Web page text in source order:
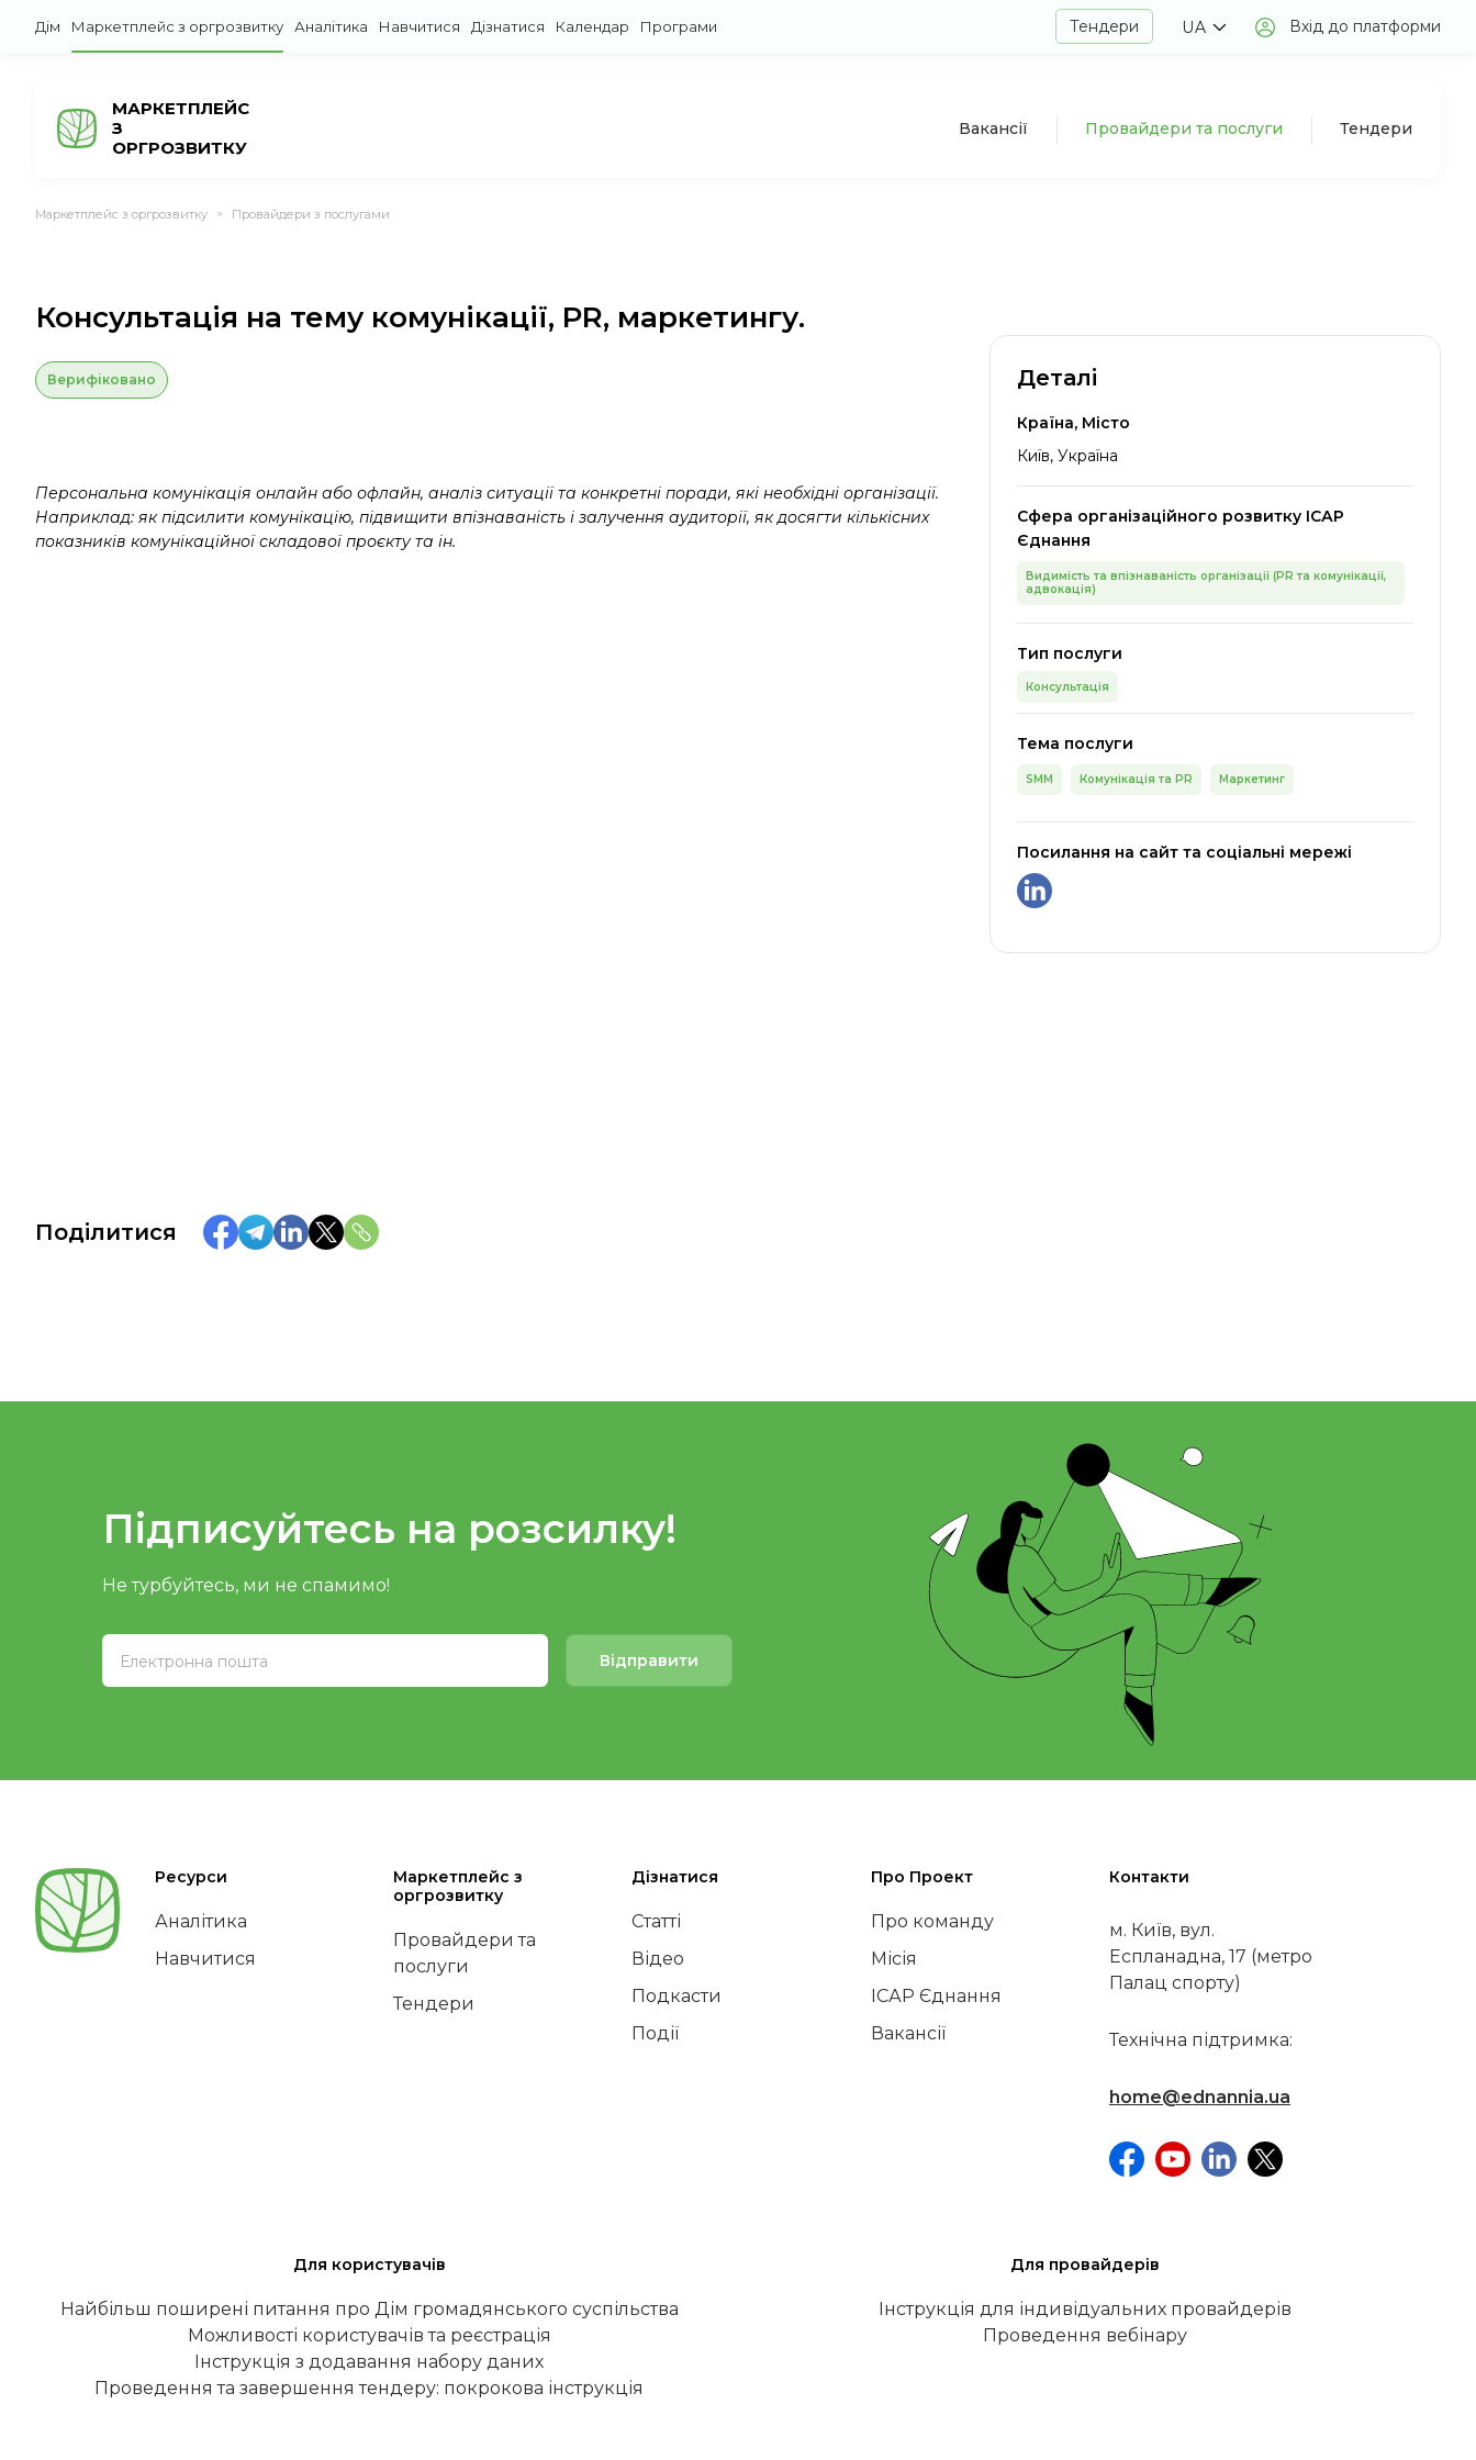
Дім Маркетплейс з оргрозвитку Аналітика Навчитися Дізнатися Календар Програми Тендери UA Вхід до платформи
МАРКЕТПЛЕЙС
З
ОРГРОЗВИТКУ
Вакансії Провайдери та послуги Тендери
Маркетплейс з оргрозвитку > Провайдери з послугами
Консультація на тему комунікації, PR, маркетингу.
Верифіковано
Персональна комунікація онлайн або офлайн, аналіз ситуації та конкретні поради, які необхідні організації.
Наприклад: як підсилити комунікацію, підвищити впізнаваність і залучення аудиторії, як досягти кількісних
показників комунікаційної складової проєкту та ін.
Деталі
Країна, Місто
Київ, Україна
Сфера організаційного розвитку ІСАР
Єднання
Видимість та впізнаваність організації (PR та комунікації,
адвокація)
Тип послуги
Консультація
Тема послуги
SMM Комунікація та PR Маркетинг
Посилання на сайт та соціальні мережі
Поділитися
Підписуйтесь на розсилку!
Не турбуйтесь, ми не спамимо!
Відправити
Ресурси
Аналітика
Навчитися
Маркетплейс з
оргрозвитку
Провайдери та
послуги
Тендери
Дізнатися
Статті
Відео
Подкасти
Події
Про Проект
Про команду
Місія
ІСАР Єднання
Вакансії
Контакти
м. Київ, вул.
Еспланадна, 17 (метро
Палац спорту)
Технічна підтримка:
home@ednannia.ua
Для користувачів
Найбільш поширені питання про Дім громадянського суспільства
Можливості користувачів та реєстрація
Інструкція з додавання набору даних
Проведення та завершення тендеру: покрокова інструкція
Для провайдерів
Інструкція для індивідуальних провайдерів
Проведення вебінару